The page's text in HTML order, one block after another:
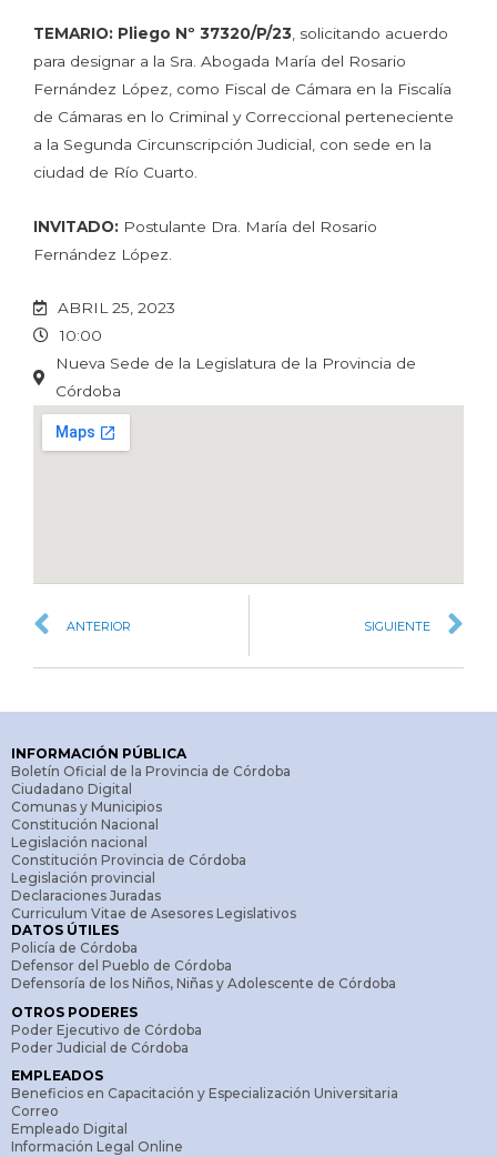
TEMARIO: Pliego Nº 37320/P/23 , solicitando acuerdo
para designar a la Sra. Abogada María del Rosario
Fernández López, como Fiscal de Cámara en la Fiscalía
de Cámaras en lo Criminal y Correccional perteneciente
a la Segunda Circunscripción Judicial, con sede en la
ciudad de Río Cuarto.
INVITADO: Postulante Dra. María del Rosario
Fernández López.
ABRIL 25, 2023
10:00
Nueva Sede de la Legislatura de la Provincia de
Córdoba
ANTERIOR SIGUIENTE
INFORMACIÓN PÚBLICA
Boletín Oficial de la Provincia de Córdoba
Ciudadano Digital
Comunas y Municipios
Constitución Nacional
Legislación nacional
Constitución Provincia de Córdoba
Legislación provincial
Declaraciones Juradas
Curriculum Vitae de Asesores Legislativos
DATOS ÚTILES
Policía de Córdoba
Defensor del Pueblo de Córdoba
Defensoría de los Niños, Niñas y Adolescente de Córdoba
OTROS PODERES
Poder Ejecutivo de Córdoba
Poder Judicial de Córdoba
EMPLEADOS
Beneficios en Capacitación y Especialización Universitaria
Correo
Empleado Digital
Información Legal Online